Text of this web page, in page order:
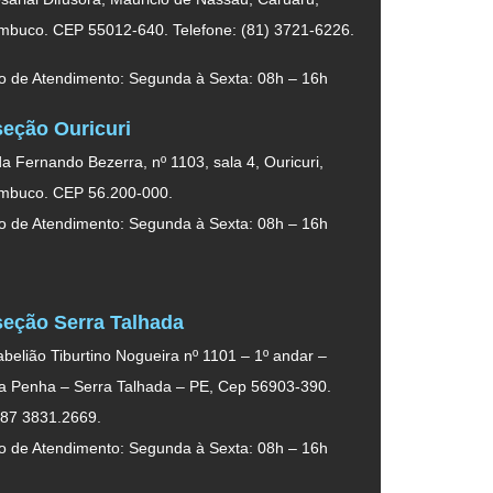
CEP 55012-640. Telefone: (81) 3721-6226.
de Atendimento: Segunda à Sexta: 08h – 16h
Ouricuri
Fernando Bezerra, nº 1103, sala 4, Ouricuri,
CEP 56.200-000.
de Atendimento: Segunda à Sexta: 08h – 16h
Serra Talhada
Tiburtino Nogueira nº 1101 – 1º andar –
Penha – Serra Talhada – PE, Cep 56903-390.
3831.2669.
de Atendimento: Segunda à Sexta: 08h – 16h